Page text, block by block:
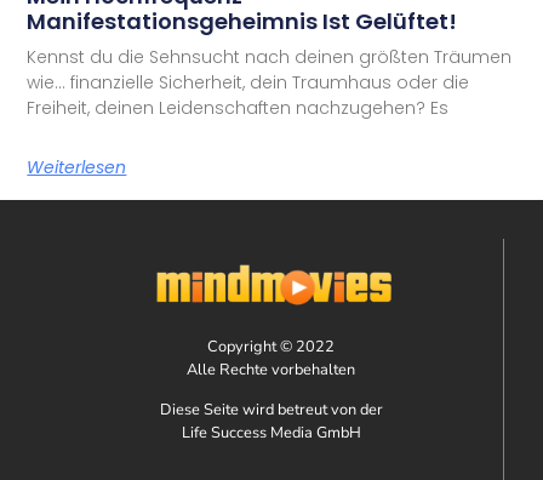
Manifestationsgeheimnis Ist Gelüftet!
Kennst du die Sehnsucht nach deinen größten Träumen
wie… finanzielle Sicherheit, dein Traumhaus oder die
Freiheit, deinen Leidenschaften nachzugehen? Es
Weiterlesen
Copyright © 2022
Alle Rechte vorbehalten
Diese Seite wird betreut von der
Life Success Media GmbH